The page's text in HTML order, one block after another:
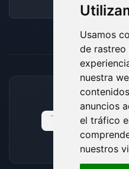
Usamos
de rastreo
nuestra
anuncios
el tráfico
nuestros
MÉTODOS DE